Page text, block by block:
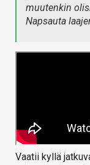
muutenkin
Napsauta
Vaatii kyllä